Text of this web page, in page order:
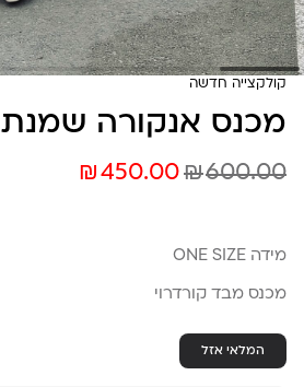
קולקצייה חדשה
מכנס אנקורה שמנת
₪450.00₪600.00
מידה ONE SIZE
מכנס מבד קורדרוי
המלאי אזל